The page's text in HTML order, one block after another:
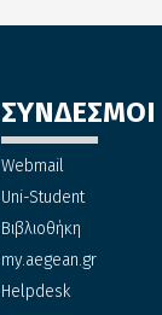
ΣΥΝΔΕΣΜΟΙ
Webmail
Uni-Student
Βιβλιοθήκη
my.aegean.gr
Helpdesk